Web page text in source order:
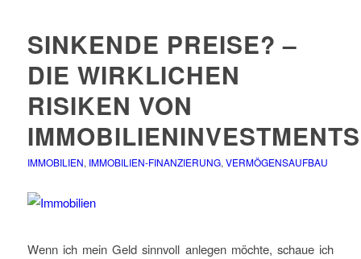
SINKENDE PREISE? –
DIE WIRKLICHEN
RISIKEN VON
IMMOBILIENINVESTMENTS
IMMOBILIEN, IMMOBILIEN-FINANZIERUNG,VERMÖGENSAUFBAU
Wenn ich mein Geld sinnvoll anlegen möchte, schaue ich